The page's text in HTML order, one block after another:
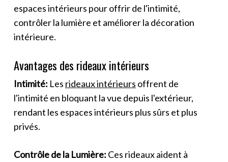
espaces intérieurs pour offrir de l'intimité,
contrôler la lumière et améliorer la décoration
intérieure.
Avantages des rideaux intérieurs
Intimité: Les rideaux intérieurs offrent de
l'intimité en bloquant la vue depuis l'extérieur,
rendant les espaces intérieurs plus sûrs et plus
privés.
Contrôle de la Lumière: Ces rideaux aident à